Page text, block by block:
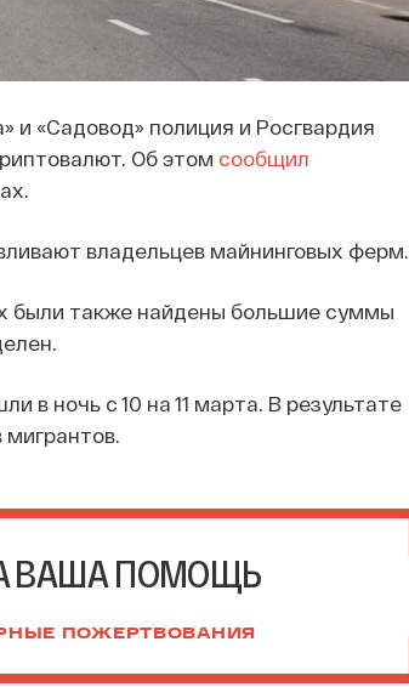
и «Садовод» полиция и Росгвардия
Об этом сообщил
владельцев майнинговых ферм.
были также найдены большие суммы
в ночь с 10 на 11 марта. В результате
мигрантов.
ВАША ПОМОЩЬ
ПОЖЕРТВОВАНИЯ